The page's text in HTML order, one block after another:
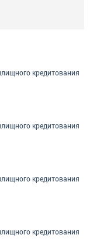
кредитования
кредитования
кредитования
кредитования